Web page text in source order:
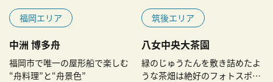
福岡エリア
中洲 博多舟
福岡市で唯一の屋形船で楽しむ
“舟料理”と“舟景色”
筑後エリア
八女中央大茶園
緑のじゅうたんを敷き詰めたよ
うな茶畑は絶好のフォトスポッ